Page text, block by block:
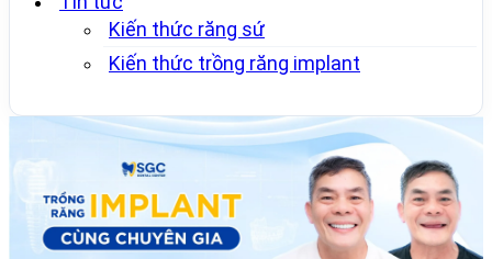
Kiến thức răng sứ
Kiến thức trồng răng implant